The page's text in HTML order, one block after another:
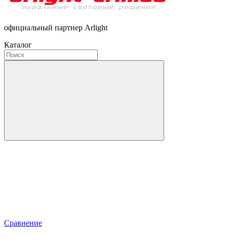
официальный партнер Arlight
Каталог
Сравнение